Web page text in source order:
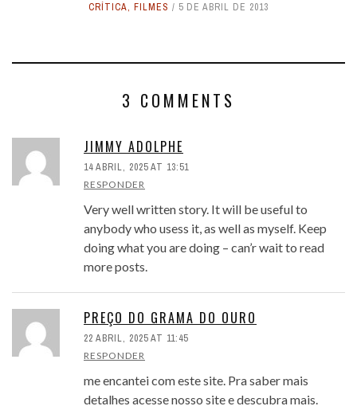
CRÍTICA, FILMES 5 DE ABRIL DE 2013
3 COMMENTS
JIMMY ADOLPHE
14 ABRIL, 2025 AT 13:51
RESPONDER
Very well written story. It will be useful to
anybody who usess it, as well as myself. Keep
doing what you are doing – can’r wait to read
more posts.
PREÇO DO GRAMA DO OURO
22 ABRIL, 2025 AT 11:45
RESPONDER
me encantei com este site. Pra saber mais
detalhes acesse nosso site e descubra mais.